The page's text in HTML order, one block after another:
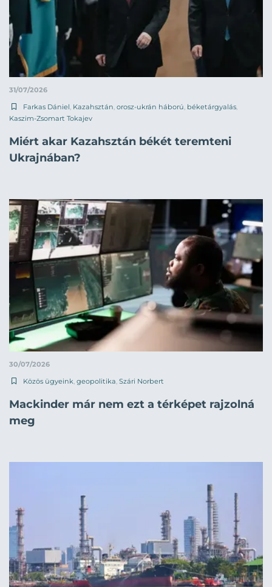
31/07/2026
Farkas Dániel, Kazahsztán, orosz-ukrán háború, béketárgyalás,
Kaszim-Zsomart Tokajev
Miért akar Kazahsztán békét teremteni
Ukrajnában?
30/07/2026
Közös ügyeink, geopolitika, Szári Norbert
Mackinder már nem ezt a térképet rajzolná
meg